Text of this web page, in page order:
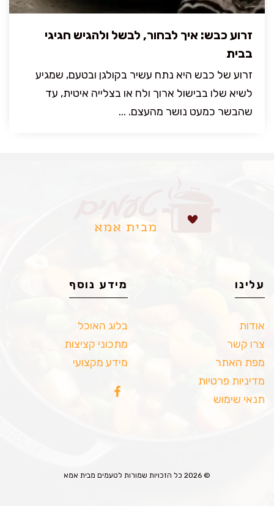
זרוע כבש: איך לבחור, לבשל ולהגיש חגיגי
בבית
זרוע של כבש היא נתח עשיר בקולגן ובטעם, שמגיע
לשיא שלו בבישול ארוך ולח או בצלייה איטית, עד
שהבשר כמעט נושר מהעצם. ...
עלינו
אודות
צרו קשר
מפת האתר
מדיניות פרטיות
תנאי שימוש
מידע נוסף
בלוג האוכל
מתכוני קציצות
מידע מקצועי
© 2026 כל הזכויות שמורות לטעמים מבית אמא